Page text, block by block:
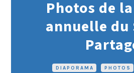
DIAPORAMA PHOTOS
Photos de
annuelle du